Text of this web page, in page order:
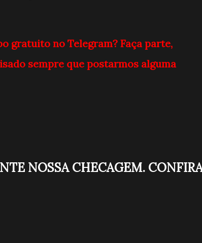
gratuito no Telegram? Faça parte,
sempre que postarmos alguma
NOSSA CHECAGEM.